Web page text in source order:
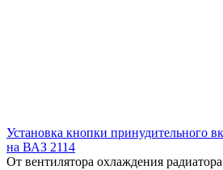
Установка кнопки принудительного
на ВАЗ 2114
От вентилятора охлаждения